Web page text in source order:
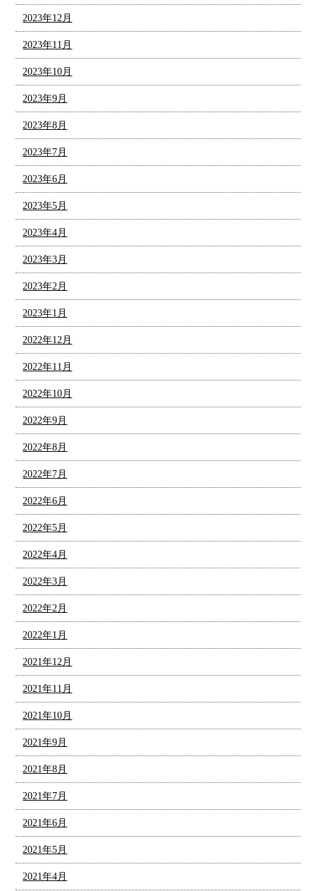
2023年12月
2023年11月
2023年10月
2023年9月
2023年8月
2023年7月
2023年6月
2023年5月
2023年4月
2023年3月
2023年2月
2023年1月
2022年12月
2022年11月
2022年10月
2022年9月
2022年8月
2022年7月
2022年6月
2022年5月
2022年4月
2022年3月
2022年2月
2022年1月
2021年12月
2021年11月
2021年10月
2021年9月
2021年8月
2021年7月
2021年6月
2021年5月
2021年4月